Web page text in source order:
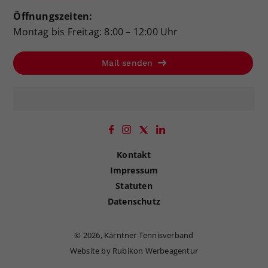
Öffnungszeiten:
Montag bis Freitag: 8:00 – 12:00 Uhr
Mail senden
Kontakt
Impressum
Statuten
Datenschutz
© 2026, Kärntner Tennisverband
Website by Rubikon Werbeagentur